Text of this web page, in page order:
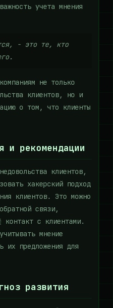
учета мнения
- это те, кто
не только
клиентов, но и
о том, что клиенты
и рекомендации
клиентов,
хакерский подход
клиентов. Это можно
связи,
контакт с клиентами.
мнение
их предложения для
развития